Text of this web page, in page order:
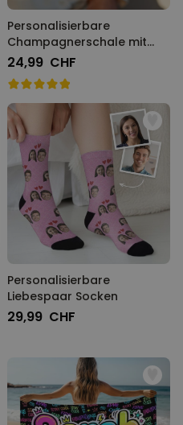
Personalisierbare
Champagnerschale mit
Text
24,99 CHF
Personalisierbare
Liebespaar Socken
29,99 CHF